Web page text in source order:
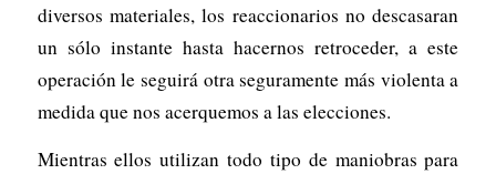
diversos materiales, los reaccionarios no descasaran
un sólo instante hasta hacernos retroceder, a este
operación le seguirá otra seguramente más violenta a
medida que nos acerquemos a las elecciones.
Mientras ellos utilizan todo tipo de maniobras para